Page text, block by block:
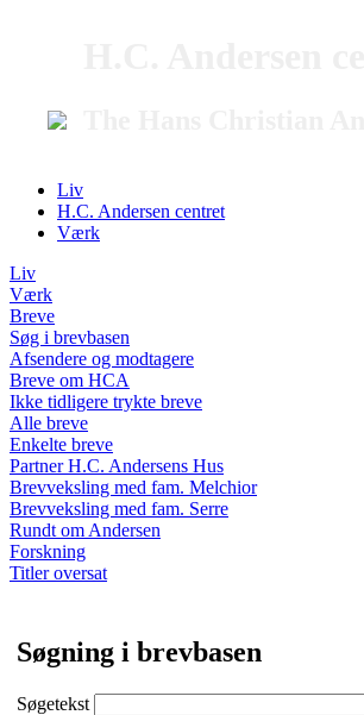
Liv
H.C. Andersen centret
Værk
Liv
Værk
Breve
Søg i brevbasen
Afsendere og modtagere
Breve om HCA
Ikke tidligere trykte breve
Alle breve
Enkelte breve
Partner H.C. Andersens Hus
Brevveksling med fam. Melchior
Brevveksling med fam. Serre
Rundt om Andersen
Forskning
Titler oversat
Søgning i brevbasen
Søgetekst